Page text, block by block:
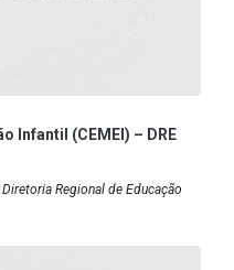
Infantil (CEMEI) – DRE
Regional de Educação